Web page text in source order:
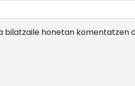
bilatzaile honetan komentatzen